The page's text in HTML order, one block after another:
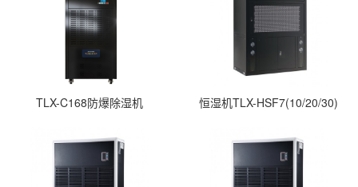
TLX-C168防爆除湿机 恒湿机TLX-HSF7(10/20/30)